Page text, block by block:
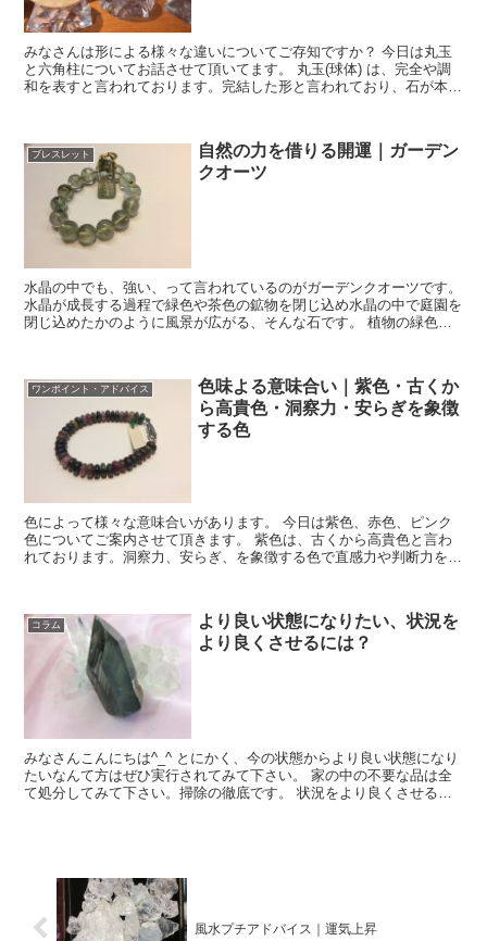
みなさんは形による様々な違いについてご存知ですか？ 今日は丸玉
と六角柱についてお話させて頂いてます。 丸玉(球体) は、完全や調
和を表すと言われております。完結した形と言われており、石が本来
ブレスレット
自然の力を借りる開運｜ガーデン
クオーツ
水晶の中でも、強い、って言われているのがガーデンクオーツです。
水晶が成長する過程で緑色や茶色の鉱物を閉じ込め水晶の中で庭園を
閉じ込めたかのように風景が広がる、そんな石です。 植物の緑色が
ワンポイント・アドバイス
色味よる意味合い｜紫色・古くか
ら高貴色・洞察力・安らぎを象徴
する色
色によって様々な意味合いがあります。 今日は紫色、赤色、ピンク
色についてご案内させて頂きます。 紫色は、古くから高貴色と言わ
れております。洞察力、安らぎ、を象徴する色で直感力や判断力を高
コラム
より良い状態になりたい、状況を
より良くさせるには？
みなさんこんにちは^_^ とにかく、今の状態からより良い状態になり
たいなんて方はぜひ実行されてみて下さい。 家の中の不要な品は全
て処分してみて下さい。掃除の徹底です。 状況をより良くさせるに
風水プチアドバイス｜運気上昇